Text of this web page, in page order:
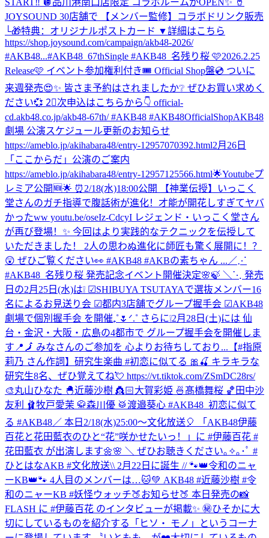
JOYSOUND 30店舗で 【メンバー監修】コラボドリンク販売
└🎁特典：オリジナルポストカード ▼詳細はこちら
https://shop.joysound.com/campaign/akb48-2026/
#AKB48...#AKB48_67thSingle #AKB48_名残り桜 🩷2026.2.25
Release🩷 イベント参加権利付き🎟️ Official Shop盤💿 ついに
来週発売😍✨ 皆さま予約はされましたか❔ ぜひお買い求めく
ださい💞 2⃣次申込はこちらから👇 official-
cd.akb48.co.jp/akb48-67th/ #AKB48 #AKB48OfficialShopAKB48
劇場 公演スケジュール更新のお知らせ
https://ameblo.jp/akihabara48/entry-12957070392.html2月26日
「ここからだ」公演のご案内
https://ameblo.jp/akihabara48/entry-12957125566.html🌟Youtubeプ
レミア公開🆕🌟 ⏰2/18(水)18:00公開 【神業伝授】いっこく
堂さんのガチ指導で腹話術が進化！才能が開花しすぎてヤバ
かったww youtu.be/oseIz-CdcyI レジェンド・いっこく堂さん
が再び登場！✨ 今回はより実践的なテクニックを伝授して
いただきました！ 2人の思わぬ進化に師匠も驚く展開に！？
😲 ぜひご覧ください👀 #AKB48 #AKBの素ちゃん ... ／⋰
#AKB48_名残り桜 発売記念イベント開催決定🌸🍃 ＼⋱ 発売
日の2月25日(水)は❕ ☑︎SHIBUYA TSUTAYAで選抜メンバー16
名によるお見送り会 ☑︎都内3店舗でグループ握手会 ☑︎AKB48
劇場で個別握手会 を開催₊˚🌷ᐟ.˚ さらに❕2月28日(土)には 仙
台・金沢・大阪・広島の4都市で グループ握手会を開催しま
す📍🗾 みなさんのご参加を 心よりお待ちしており... 【#指原
莉乃 さん作詞】研究生楽曲 #初恋に似てる 🎀🍒 キラキラな
研究生8名、ぜひ覚えてね💘 https://vt.tiktok.com/ZSmDC28rs/
🎨丸山ひなた 🐣近藤沙樹 👸🏻大賀彩姫 🍜髙橋舞桜 🏀田中沙
友利 🩰牧戸愛茉 🥋森川優 🥁渡邉葵心 #AKB48_初恋に似て
る #AKB48／ 本日2/18(水)25:00～文化放送🎈 「AKB48伊藤
百花と花田藍衣のひと“花”咲かせたいっ！」に #伊藤百花 #
花田藍衣 が出演します🌼🌸 ＼ ぜひお聴きください｡✧｡･ﾟ #
ひとはなAKB #文化放送\\ 2月22日に誕生 // 🐾👑令和のニャ
ーKB👑🐾 4人目のメンバーは…🐱💚 AKB48 #近藤沙樹 #令
和のニャーKB #妖怪ウォッチ🍑お知らせ🍑 本日発売の📸
FLASH に #伊藤百花 のインタビューが掲載✨ ㊙️ひそかに大
切にしているものを紹介する「ヒソ・ モノ」というコーナ